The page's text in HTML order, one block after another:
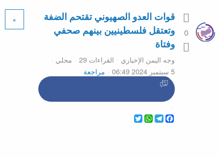
0
قوات العدو الصهيوني تقتحم الضفة
وتعتقل فلسطينيين بينهم صحفي
وفتاة
وجه اليمن الإخباري القراءات 29
محلي
5 سبتمبر 2024 06:49
مراجعة
Twitter
WhatsApp
Telegram
Facebook
×